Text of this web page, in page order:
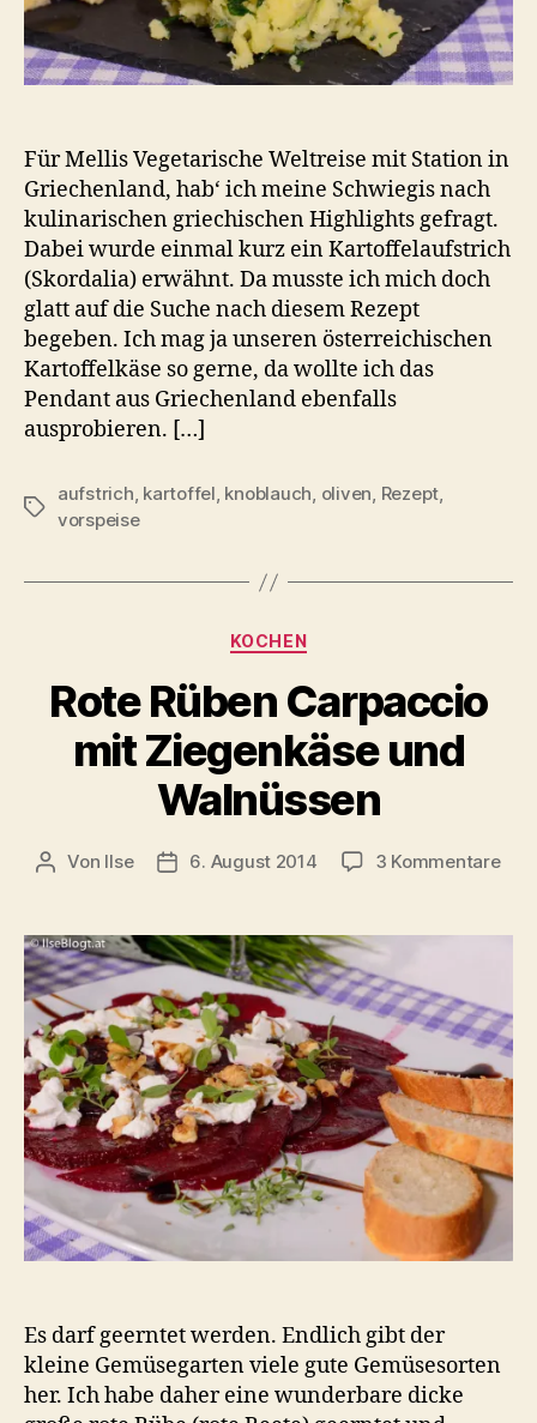
Für Mellis Vegetarische Weltreise mit Station in
Griechenland, hab‘ ich meine Schwiegis nach
kulinarischen griechischen Highlights gefragt.
Dabei wurde einmal kurz ein Kartoffelaufstrich
(Skordalia) erwähnt. Da musste ich mich doch
glatt auf die Suche nach diesem Rezept
begeben. Ich mag ja unseren österreichischen
Kartoffelkäse so gerne, da wollte ich das
Pendant aus Griechenland ebenfalls
ausprobieren. […]
Schlagwörter
aufstrich, kartoffel, knoblauch, oliven, Rezept,
vorspeise
Kategorien
KOCHEN
Rote Rüben Carpaccio
mit Ziegenkäse und
Walnüssen
Beitragsautor
Von Ilse Beitragsdatum
6. August 2014 3 Kommentarezu
und
Es darf geerntet werden. Endlich gibt der
kleine Gemüsegarten viele gute Gemüsesorten
her. Ich habe daher eine wunderbare dicke